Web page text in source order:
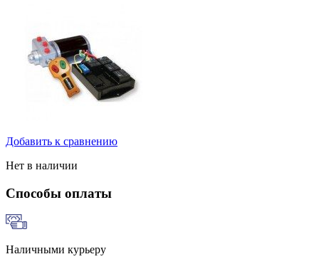
Добавить к сравнению
Нет в наличии
Способы оплаты
Наличными курьеру